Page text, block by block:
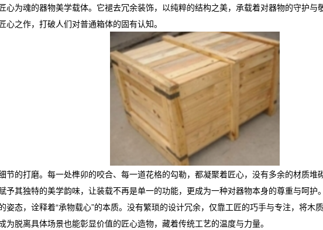
心为魂的器物美学载体。它褪去冗余装饰，以纯粹的结构之美，承载着对器物的守护
之作，打破人们对普通箱体的固有认知。
节的打磨。每一处榫卯的咬合、每一道花格的勾勒，都凝聚着匠心，没有多余的材质
其独特的美学韵味，让装载不再是单一的功能，更成为一种对器物本身的尊重与呵护。
态，诠释着“承物载心”的本质。没有繁琐的设计冗余，仅靠工匠的巧手与专注，将
脱离具体场景也能彰显价值的匠心造物，藏着传统工艺的温度与力量。